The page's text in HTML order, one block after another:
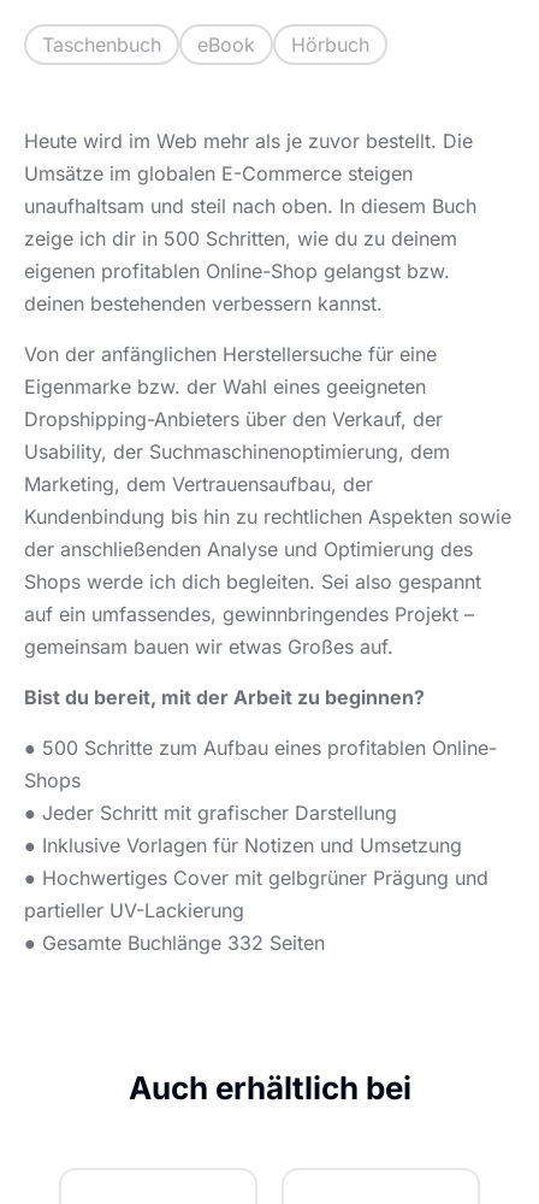
Taschenbuch eBook Hörbuch
Heute wird im Web mehr als je zuvor bestellt. Die
Umsätze im globalen E-Commerce steigen
unaufhaltsam und steil nach oben. In diesem Buch
zeige ich dir in 500 Schritten, wie du zu deinem
eigenen profitablen Online-Shop gelangst bzw.
deinen bestehenden verbessern kannst.
Von der anfänglichen Herstellersuche für eine
Eigenmarke bzw. der Wahl eines geeigneten
Dropshipping-Anbieters über den Verkauf, der
Usability, der Suchmaschinenoptimierung, dem
Marketing, dem Vertrauensaufbau, der
Kundenbindung bis hin zu rechtlichen Aspekten sowie
der anschließenden Analyse und Optimierung des
Shops werde ich dich begleiten. Sei also gespannt
auf ein umfassendes, gewinnbringendes Projekt –
gemeinsam bauen wir etwas Großes auf.
Bist du bereit, mit der Arbeit zu beginnen?
● 500 Schritte zum Aufbau eines profitablen Online-
Shops
● Jeder Schritt mit grafischer Darstellung
● Inklusive Vorlagen für Notizen und Umsetzung
● Hochwertiges Cover mit gelbgrüner Prägung und
partieller UV-Lackierung
● Gesamte Buchlänge 332 Seiten
Auch erhältlich bei